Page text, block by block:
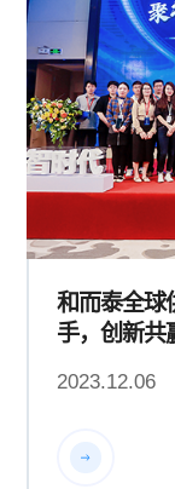
和而泰全球
手，创新共
2023.12.06